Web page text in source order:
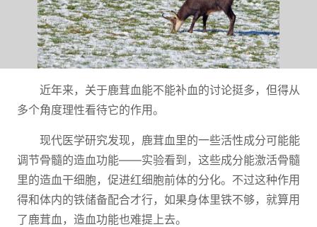
近年来，关于鹿茸血能不能补血的讨论挺多，但得从
多个角度理性看待它的作用。
现代医学研究发现，鹿茸血里的一些活性成分可能能
调节骨髓的造血功能——实验看到，这些成分能激活骨髓
里的造血干细胞，促进红细胞前体的分化。不过这种作用
得和体内的铁储备配合才行，如果身体里铁不够，就算用
了鹿茸血，造血功能也难提上去。